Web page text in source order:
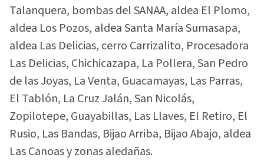
Talanquera, bombas del SANAA, aldea El Plomo,
aldea Los Pozos, aldea Santa María Sumasapa,
aldea Las Delicias, cerro Carrizalito, Procesadora
Las Delicias, Chichicazapa, La Pollera, San Pedro
de las Joyas, La Venta, Guacamayas, Las Parras,
El Tablón, La Cruz Jalán, San Nicolás,
Zopilotepe, Guayabillas, Las Llaves, El Retiro, El
Rusio, Las Bandas, Bijao Arriba, Bijao Abajo, aldea
Las Canoas y zonas aledañas.